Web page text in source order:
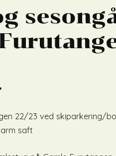
22/23 ved skiparkering/
saft